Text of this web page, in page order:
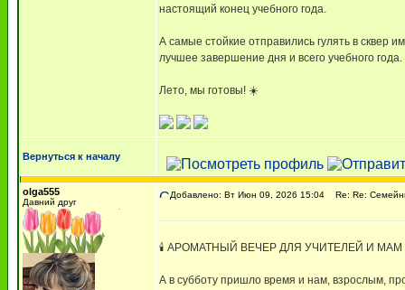
настоящий конец учебного года.
А самые стойкие отправились гулять в сквер
лучшее завершение дня и всего учебного года.
Лето, мы готовы! ☀️
Вернуться к началу
olga555
Давний друг
Добавлено: Вт Июн 09, 2026 15:04 Re: Re:
🕯 АРОМАТНЫЙ ВЕЧЕР ДЛЯ УЧИТЕЛЕЙ И МАМ
А в субботу пришло время и нам, взрослым,